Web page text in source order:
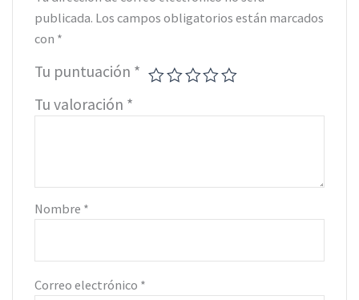
publicada. Los campos obligatorios están marcados
con *
Tu puntuación *
Tu valoración *
Nombre *
Correo electrónico *